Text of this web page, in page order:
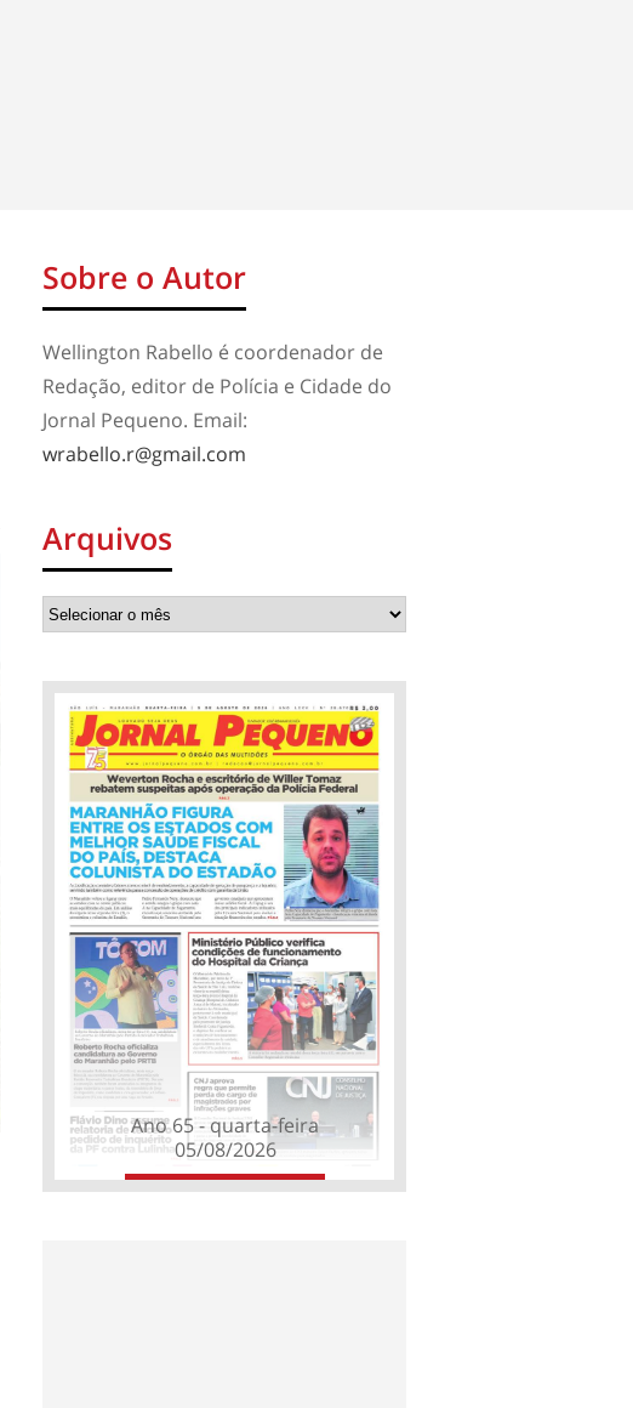
Sobre o Autor
Wellington Rabello é coordenador de
Redação, editor de Polícia e Cidade do
Jornal Pequeno. Email:
wrabello.r@gmail.com
Arquivos
Ano 65 - quarta-feira
05/08/2026